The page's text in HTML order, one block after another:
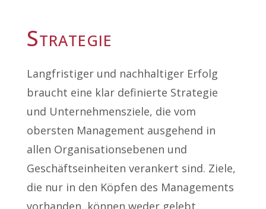
Strategie
Langfristiger und nachhaltiger Erfolg
braucht eine klar definierte Strategie
und Unternehmensziele, die vom
obersten Management ausgehend in
allen Organisationsebenen und
Geschäftseinheiten verankert sind. Ziele,
die nur in den Köpfen des Managements
vorhanden, können weder gelebt,